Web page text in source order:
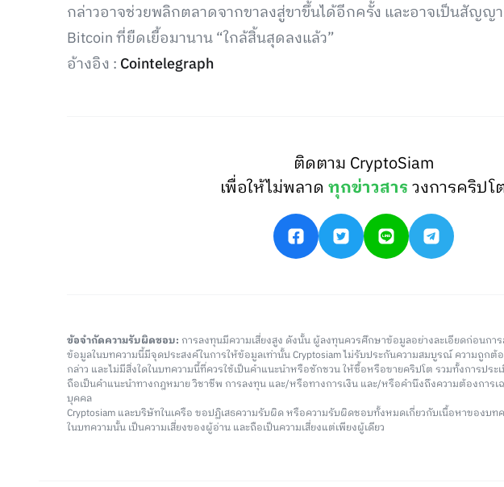
กล่าวอาจช่วยพลิกตลาดจากขาลงสู่ขาขึ้นได้อีกครั้ง และอาจเป็นสัญญ
Bitcoin ที่ยืดเยื้อมานาน “ใกล้สิ้นสุดลงแล้ว”
อ้างอิง : Cointelegraph
ติดตาม CryptoSiam
เพื่อให้ไม่พลาดทุกข่าวสารวงการคริปโ
ข้อจำกัดความรับผิดชอบ: การลงทุนมีความเสี่ยงสูง ดังนั้น ผู้ลงทุนควรศึกษาข้อมูลอย่างละเอียดก่อนกา
ข้อมูลในบทความนี้มีจุดประสงค์ในการให้ข้อมูลเท่านั้น Cryptosiam ไม่รับประกันความสมบูรณ์ ความถูก
กล่าว และไม่มีสิ่งใดในบทความนี้ที่ควรใช้เป็นคำแนะนำหรือชักชวน ให้ซื้อหรือขายคริปโต รวมทั้งการประ
ถือเป็นคำแนะนำทางกฎหมาย วิชาชีพ การลงทุน และ/หรือทางการเงิน และ/หรือคำนึงถึงความต้องกา
บุคคล
Cryptosiam และบริษัทในเครือ ขอปฏิเสธความรับผิด หรือความรับผิดชอบทั้งหมดเกี่ยวกับเนื้อหาของบท
ในบทความนั้น เป็นความเสี่ยงของผู้อ่าน และถือเป็นความเสี่ยงแต่เพียงผู้เดียว